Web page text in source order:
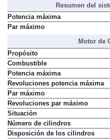
Resumen del
Potencia máxima
Par máximo
Motor de
Propósito
Combustible
Potencia máxima
Revoluciones potencia máxima
Par máximo
Revoluciones par máximo
Situación
Número de cilindros
Disposición de los cilindros